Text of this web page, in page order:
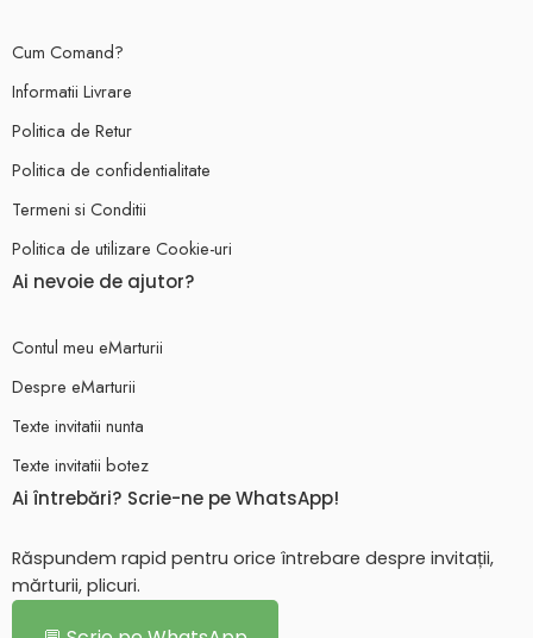
Cum Comand?
Informatii Livrare
Politica de Retur
Politica de confidentialitate
Termeni si Conditii
Politica de utilizare Cookie-uri
Ai nevoie de ajutor?
Contul meu eMarturii
Despre eMarturii
Texte invitatii nunta
Texte invitatii botez
Ai întrebări? Scrie-ne pe WhatsApp!
Răspundem rapid pentru orice întrebare despre invitații,
mărturii, plicuri.